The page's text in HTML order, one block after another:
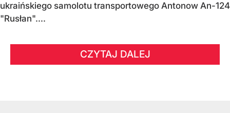
ukraińskiego samolotu transportowego Antonow An-124
"Rusłan"....
CZYTAJ DALEJ